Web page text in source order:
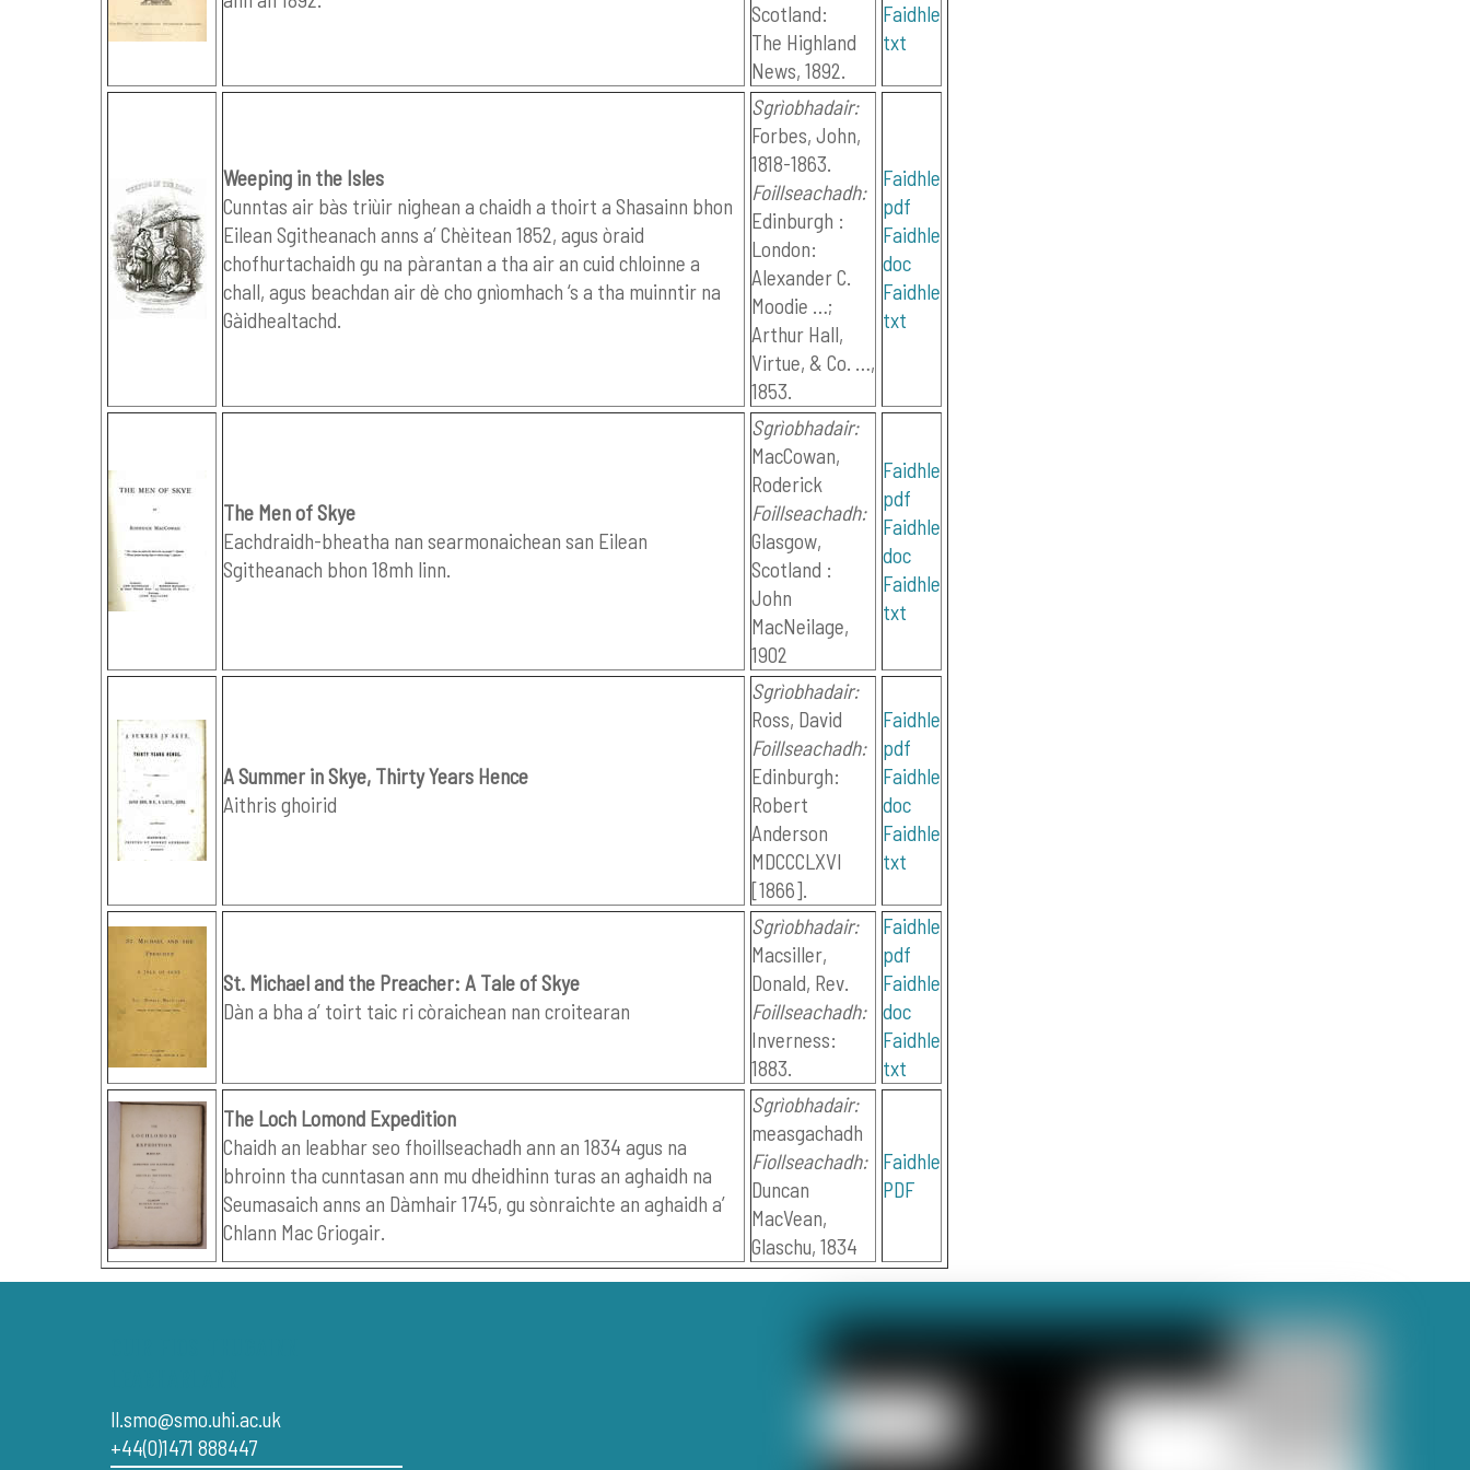
Scotland:
The Highland
News, 1892.
Faidhle
txt
Weeping in the Isles
Cunntas air bàs triùir nighean a chaidh a thoirt a Shasainn bhon
Eilean Sgitheanach anns a’ Chèitean 1852, agus òraid
chofhurtachaidh gu na pàrantan a tha air an cuid chloinne a
chall, agus beachdan air dè cho gnìomhach ‘s a tha muinntir na
Gàidhealtachd.
Sgrìobhadair:
Forbes, John,
1818-1863.
Foillseachadh:
Edinburgh :
London:
Alexander C.
Moodie …;
Arthur Hall,
Virtue, & Co. …,
1853.
Faidhle
pdf
Faidhle
doc
Faidhle
txt
The Men of Skye
Eachdraidh-bheatha nan searmonaichean san Eilean
Sgitheanach bhon 18mh linn.
Sgrìobhadair:
MacCowan,
Roderick
Foillseachadh:
Glasgow,
Scotland :
John
MacNeilage,
1902
Faidhle
pdf
Faidhle
doc
Faidhle
txt
A Summer in Skye, Thirty Years Hence
Aithris ghoirid
Sgrìobhadair:
Ross, David
Foillseachadh:
Edinburgh:
Robert
Anderson
MDCCCLXVI
[1866].
Faidhle
pdf
Faidhle
doc
Faidhle
txt
St. Michael and the Preacher: A Tale of Skye
Dàn a bha a’ toirt taic ri còraichean nan croitearan
Sgrìobhadair:
Macsiller,
Donald, Rev.
Foillseachadh:
Inverness:
1883.
Faidhle
pdf
Faidhle
doc
Faidhle
txt
The Loch Lomond Expedition
Chaidh an leabhar seo fhoillseachadh ann an 1834 agus na
bhroinn tha cunntasan ann mu dheidhinn turas an aghaidh na
Seumasaich anns an Dàmhair 1745, gu sònraichte an aghaidh a’
Chlann Mac Griogair.
Sgrìobhadair:
measgachadh
Fiollseachadh:
Duncan
MacVean,
Glaschu, 1834
Faidhle
PDF
ll.smo@smo.uhi.ac.uk
+44(0)1471 888447